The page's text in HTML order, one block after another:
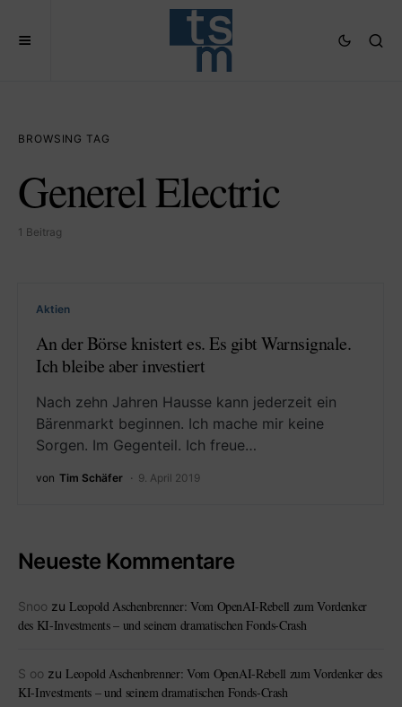
BROWSING TAG
Generel Electric
1 Beitrag
Aktien
An der Börse knistert es. Es gibt Warnsignale.
Ich bleibe aber investiert
Nach zehn Jahren Hausse kann jederzeit ein
Bärenmarkt beginnen. Ich mache mir keine
Sorgen. Im Gegenteil. Ich freue…
von Tim Schäfer 9. April 2019
Neueste Kommentare
Snoo zu Leopold Aschenbrenner: Vom OpenAI-Rebell zum Vordenker
des KI-Investments – und seinem dramatischen Fonds-Crash
S oo zu Leopold Aschenbrenner: Vom OpenAI-Rebell zum Vordenker des
KI-Investments – und seinem dramatischen Fonds-Crash